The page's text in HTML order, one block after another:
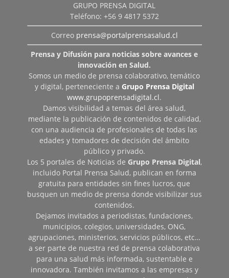
GRUPO PRENSA DIGITAL
Teléfono: +56 9 4817 5372
Correo prensa@portalprensasalud.cl
Prensa y Difusión para noticias sobre avances e
innovación en Salud.
Somos un medio de prensa colaborativo, temático
y digital, perteneciente a Grupo Prensa Digital
www.grupoprensadigital.cl.
Damos visibilidad a temas del área salud,
mediante la publicación de contenidos de calidad,
con una audiencia de profesionales de todas las
edades y tomadores de decisión del ámbito
público y privado.
Los 5 portales de Noticias de Grupo Prensa Digital,
incluido Portal Prensa Salud, publican en forma
gratuita para entidades sin fines lucros, que
busquen un medio de prensa donde visibilizar sus
contenidos.
Dejamos invitados a periodistas, fundaciones,
municipios, colegios, universidades, ONG,
agrupaciones, ministerios, servicios públicos, etc…
a ser parte de nuestra red de prensa colaborativa
para una salud más informada, sustentable e
innovadora. También invitamos a las empresas y